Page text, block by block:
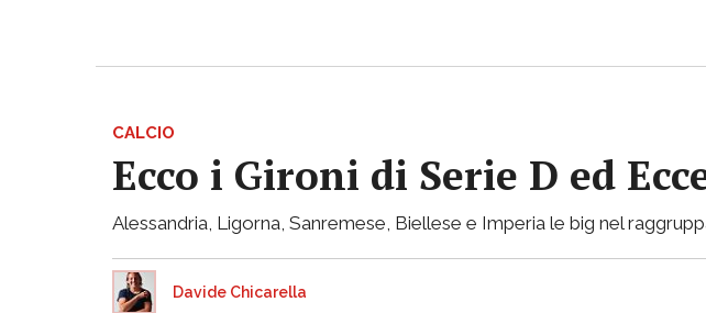
CALCIO
Ecco i Gironi di Serie D ed
Alessandria, Ligorna, Sanremese, Biellese e Imperia le big nel
Davide Chicarella